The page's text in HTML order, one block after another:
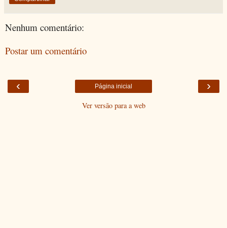
Nenhum comentário:
Postar um comentário
‹ ›
Página inicial
Ver versão para a web